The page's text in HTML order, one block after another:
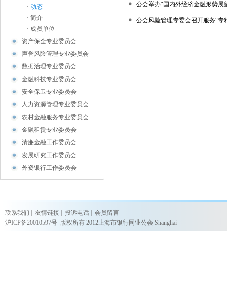
· 动态
· 简介
· 成员单位
资产保全专业委员会
声誉风险管理专业委员会
数据治理专业委员会
金融科技专业委员会
安全保卫专业委员会
人力资源管理专业委员会
农村金融服务专业委员会
金融租赁专业委员会
清廉金融工作委员会
发展研究工作委员会
外资银行工作委员会
公会举办“国内外经济金融形势展
公会风险管理专委会召开服务“专
联系我们 友情链接 投诉电话
会员留言
沪ICP备20010597号 版权所有 2012上海市银行同业公会 Shanghai